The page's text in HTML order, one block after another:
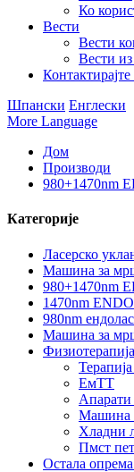
Ко
Вести
Вести
Вести
Контактирајте
Шпански Енглески
More Language
Дом
Производи
980+1470nm
Категорије
Ласерско
Машина за
980+1470nm
1470nm
980nm
Машина за
Физиотерапија
ЕмТТ
Апарати
Машина
Хладни
Пмст
Остала